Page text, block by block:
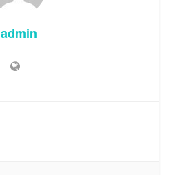
admin